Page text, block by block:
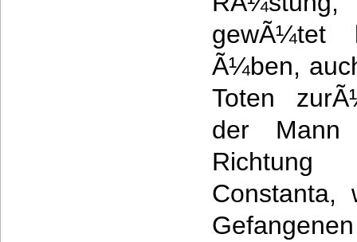
Ã¼ben,
Toten
der